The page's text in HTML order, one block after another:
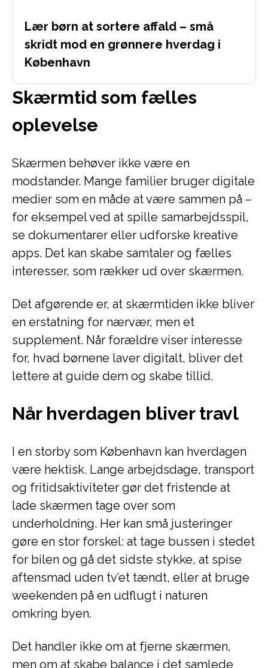
Lær børn at sortere affald – små
skridt mod en grønnere hverdag i
København
Skærmtid som fælles
oplevelse
Skærmen behøver ikke være en
modstander. Mange familier bruger digitale
medier som en måde at være sammen på –
for eksempel ved at spille samarbejdsspil,
se dokumentarer eller udforske kreative
apps. Det kan skabe samtaler og fælles
interesser, som rækker ud over skærmen.
Det afgørende er, at skærmtiden ikke bliver
en erstatning for nærvær, men et
supplement. Når forældre viser interesse
for, hvad børnene laver digitalt, bliver det
lettere at guide dem og skabe tillid.
Når hverdagen bliver travl
I en storby som København kan hverdagen
være hektisk. Lange arbejdsdage, transport
og fritidsaktiviteter gør det fristende at
lade skærmen tage over som
underholdning. Her kan små justeringer
gøre en stor forskel: at tage bussen i stedet
for bilen og gå det sidste stykke, at spise
aftensmad uden tv’et tændt, eller at bruge
weekenden på en udflugt i naturen
omkring byen.
Det handler ikke om at fjerne skærmen,
men om at skabe balance i det samlede